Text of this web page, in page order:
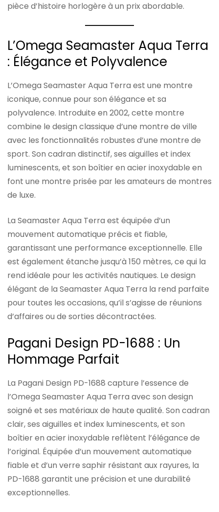
pièce d’histoire horlogère à un prix abordable.
L’Omega Seamaster Aqua Terra
: Élégance et Polyvalence
L’Omega Seamaster Aqua Terra est une montre
iconique, connue pour son élégance et sa
polyvalence. Introduite en 2002, cette montre
combine le design classique d’une montre de ville
avec les fonctionnalités robustes d’une montre de
sport. Son cadran distinctif, ses aiguilles et index
luminescents, et son boîtier en acier inoxydable en
font une montre prisée par les amateurs de montres
de luxe.
La Seamaster Aqua Terra est équipée d’un
mouvement automatique précis et fiable,
garantissant une performance exceptionnelle. Elle
est également étanche jusqu’à 150 mètres, ce qui la
rend idéale pour les activités nautiques. Le design
élégant de la Seamaster Aqua Terra la rend parfaite
pour toutes les occasions, qu’il s’agisse de réunions
d’affaires ou de sorties décontractées.
Pagani Design PD-1688 : Un
Hommage Parfait
La Pagani Design PD-1688 capture l’essence de
l’Omega Seamaster Aqua Terra avec son design
soigné et ses matériaux de haute qualité. Son cadran
clair, ses aiguilles et index luminescents, et son
boîtier en acier inoxydable reflètent l’élégance de
l’original. Équipée d’un mouvement automatique
fiable et d’un verre saphir résistant aux rayures, la
PD-1688 garantit une précision et une durabilité
exceptionnelles.